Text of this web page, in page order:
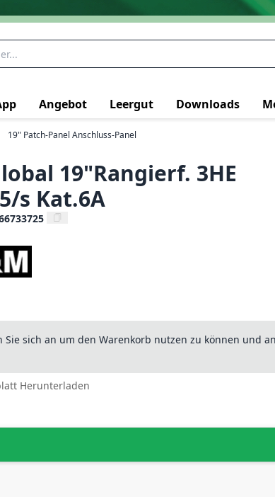
Angebot Leergut Downloads
19" Patch-Panel Anschluss-Panel
19"Rangierf. 3HE
s Kat.6A
Sie sich an um den Warenkorb nutzen zu können und
Herunterladen